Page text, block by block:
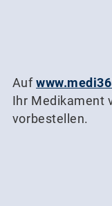
Auf
Ihr Medikament
vorbestellen.